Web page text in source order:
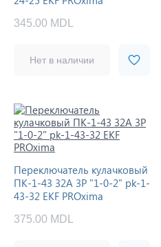
345.00 MDL
Нет в наличии
Переключатель кулачковый
ПК-1-43 32А 3P "1-0-2" pk-1-
43-32 EKF PROxima
375.00 MDL